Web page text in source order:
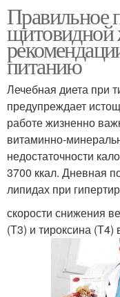
Правильное
питанию
Лечебная диета при
предупреждает
работе жизненно
витаминно-
недостаточности
3700 ккал. Дневная
липидах при
скорости снижения
(Т3) и тироксина (Т4)